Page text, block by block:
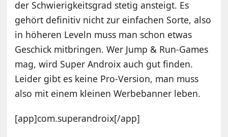
der Schwierigkeitsgrad stetig ansteigt. Es
gehört definitiv nicht zur einfachen Sorte, also
in höheren Leveln muss man schon etwas
Geschick mitbringen. Wer Jump & Run-Games
mag, wird Super Androix auch gut finden.
Leider gibt es keine Pro-Version, man muss
also mit einem kleinen Werbebanner leben.
[app]com.superandroix[/app]